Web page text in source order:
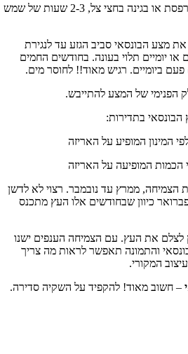
– במרפסת או בגינה בחצי צל, 2-3 שעות של שמש
מצע הבונסאי סביב הגזע עד לנגירת
או יומיים תלוי בעונה. בחודשים החמים
ביומיים. רגיש מאוד!! לחוסר מים.
הפנימי של המצע להתייבש.
בתדירות:
המינון המופיע על האריזה
הכמות המופיעה על האריזה
הצמיחה, ממרץ עד נובמבר. רצוי לא לדשן
כיוון שבחודשים אלו העץ מתכנס
את העץ. עם הצמיחה הענפים ישנו
והתמונה תאפשר לראות מה צריך
המקורי.
– חשוב מאוד! להקפיד על השקיה סדירה.